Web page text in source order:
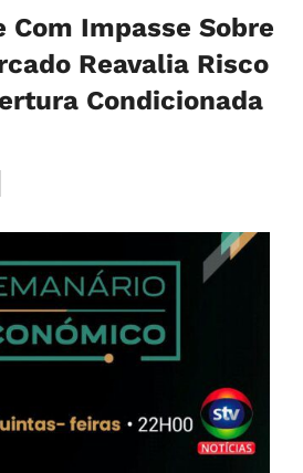
Com Impasse Sobre
Reavalia Risco
Condicionada